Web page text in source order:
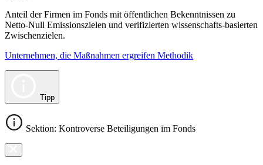
Anteil der Firmen im Fonds mit öffentlichen Bekenntnissen zu
Netto-Null Emissionszielen und verifizierten wissenschafts-basierten
Zwischenzielen.
Unternehmen, die Maßnahmen ergreifen Methodik
Tipp
Sektion: Kontroverse Beteiligungen im Fonds